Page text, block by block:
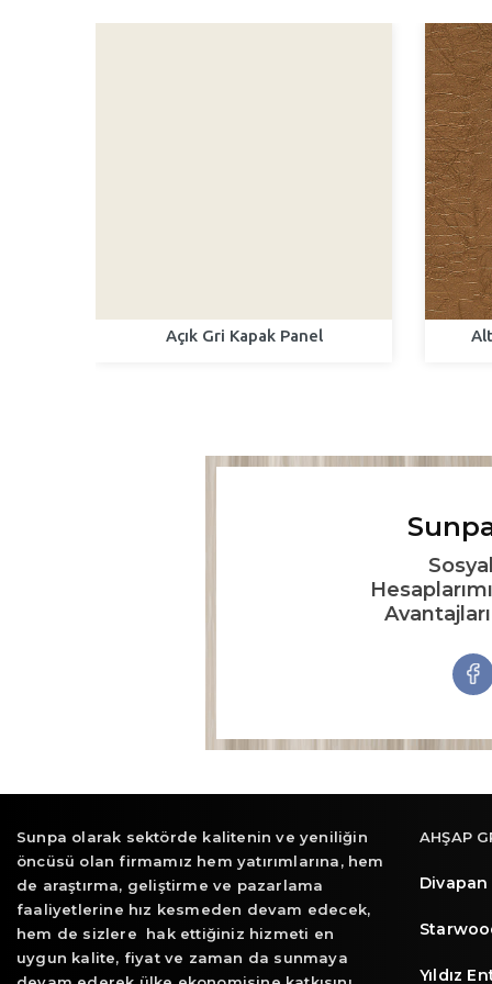
Açık Gri Kapak Panel
Sunpa olarak sektörde kalitenin ve yeniliğin
öncüsü olan firmamız hem yatırımlarına, hem
de araştırma, geliştirme ve pazarlama
faaliyetlerine hız kesmeden devam edecek,
hem de sizlere hak ettiğiniz hizmeti en
uygun kalite, fiyat ve zaman da sunmaya
AHŞAP
Divapan
Yıldız